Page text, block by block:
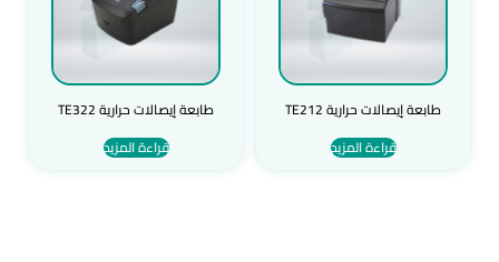
طابعة إيصالات حرارية TE212
قراءة المزيد
طابعة إيصالات حرارية TE322
قراءة المزيد